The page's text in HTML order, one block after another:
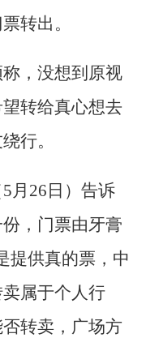
转出。
，没想到原视
转给真心想去
行。
月26日）告诉
份，门票由牙膏
提供真的票，中
属于个人行
转卖，广场方